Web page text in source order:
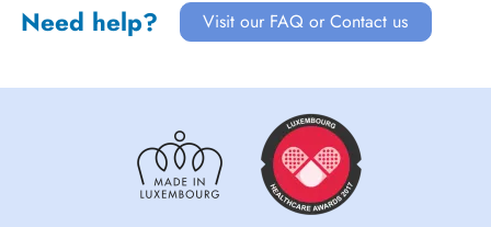
Need help? Visit our FAQ or Contact us